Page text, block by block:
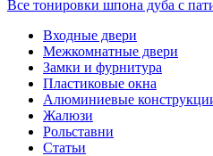
Все тонировки шпона дуба с
Входные двери
Межкомнатные двери
Замки и фурнитура
Пластиковые окна
Алюминиевые
Жалюзи
Рольставни
Статьи